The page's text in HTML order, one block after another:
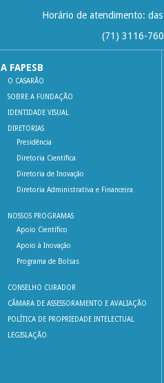
Horário de atendimento:
(71) 3116-
A FAPESB
O CASARÃO
SOBRE A FUNDAÇÃO
IDENTIDADE VISUAL
DIRETORIAS
Presidência
Diretoria Científica
Diretoria de Inovação
Diretoria Administrativa e Financeira
NOSSOS PROGRAMAS
Apoio Científico
Apoio à Inovação
Programa de Bolsas
CONSELHO CURADOR
CÂMARA DE ASSESSORAMENTO E AVALIAÇÃO
POLÍTICA DE PROPRIEDADE INTELECTUAL
LEGISLAÇÃO